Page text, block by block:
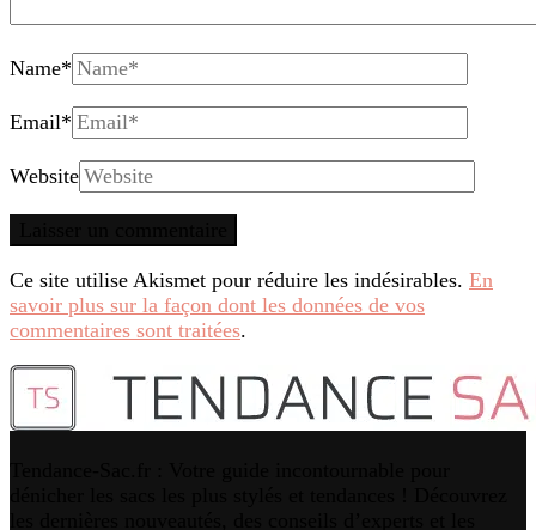
Name*
Email*
Website
Ce site utilise Akismet pour réduire les indésirables. En
savoir plus sur la façon dont les données de vos
commentaires sont traitées.